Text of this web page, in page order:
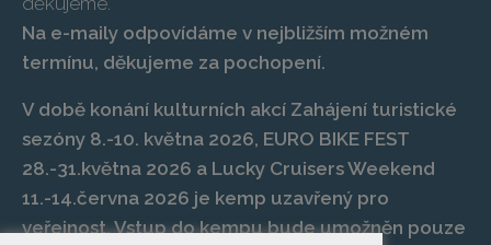
Na e-maily odpovídáme v nejbližším možném
termínu, děkujeme za pochopení.
V době konání kulturních akcí Zahájení turistické
sezóny 8.-10. května 2026, EURO BIKE FEST
28.-31.května 2026 a Lucky Cruisers Weekend
11.-14.června 2026 je kemp uzavřený pro
veřejnost. Vstup do kempu bude umožněn pouze